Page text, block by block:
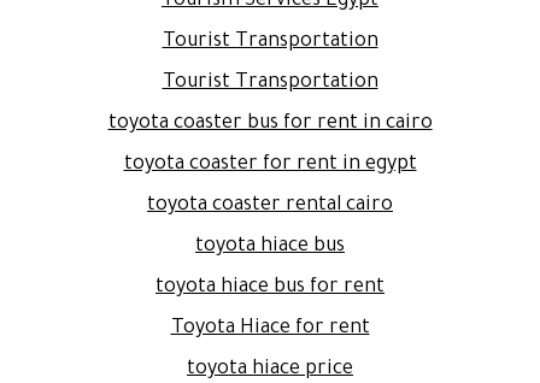
Tourist Transportation
Tourist Transportation
toyota coaster bus for rent in cairo
toyota coaster for rent in egypt
toyota coaster rental cairo
toyota hiace bus
toyota hiace bus for rent
Toyota Hiace for rent
toyota hiace price